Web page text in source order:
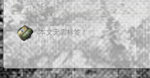
本文无需标签！